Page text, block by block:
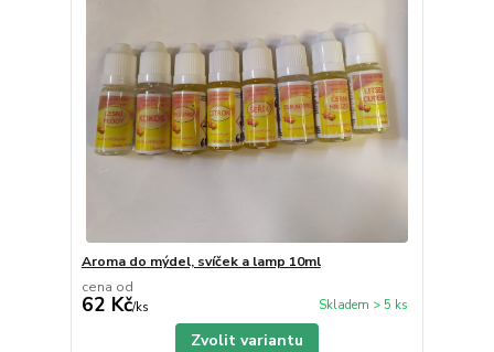
Aroma do mýdel, svíček a lamp 10ml
cena od
62 Kč/ks Skladem > 5 ks
Zvolit variantu